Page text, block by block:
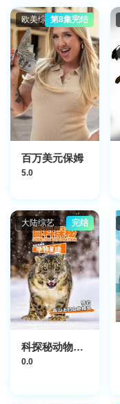
边温斗,朴炡禹,
苏庭焕
欧美综艺第8集完结
百万美元保姆
5.0
大陆综艺 完结
科探秘动物星球：高山上的白色精灵雪豹
0.0